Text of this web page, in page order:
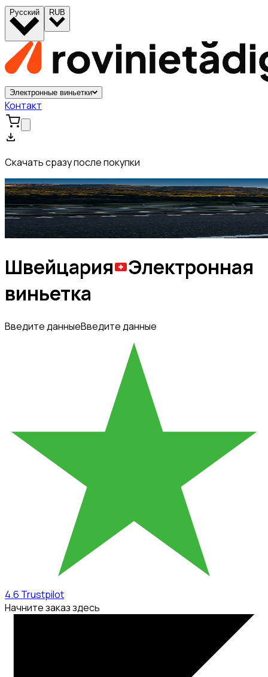
Русский RUB
Электронные виньетки
Контакт
Скачать сразу после покупки
Швейцария
Электронная
виньетка
Введите данныеВведите данные
4.6 Trustpilot
Начните заказ здесь